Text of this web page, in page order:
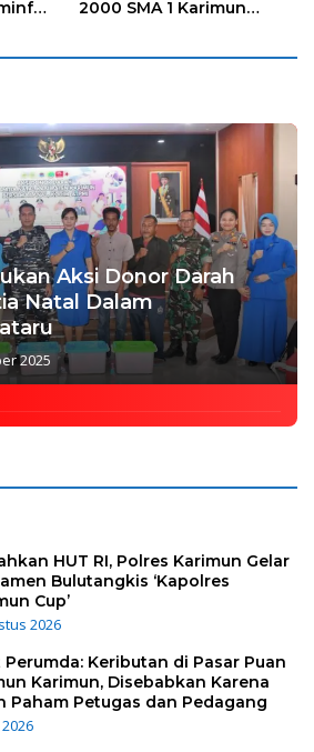
2000 SMA 1 Karimun
Aksi Donor Darah
Natal Dalam
2025
HUT RI, Polres Karimun Gelar
Bulutangkis ‘Kapolres
Cup’
2026
Perumda: Keributan di Pasar Puan
Karimun, Disebabkan Karena
Paham Petugas dan Pedagang